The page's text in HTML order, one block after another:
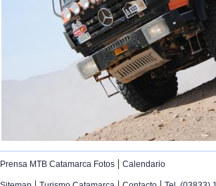
Prensa MTB Catamarca Fotos | Calendario